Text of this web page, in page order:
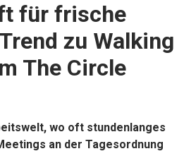
für frische
zu Walking
The Circle
wo oft stundenlanges
an der Tagesordnung